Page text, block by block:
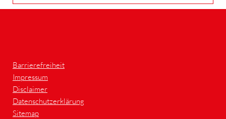
Barrierefreiheit
Impressum
Disclaimer
Datenschutzerklärung
Sitemap